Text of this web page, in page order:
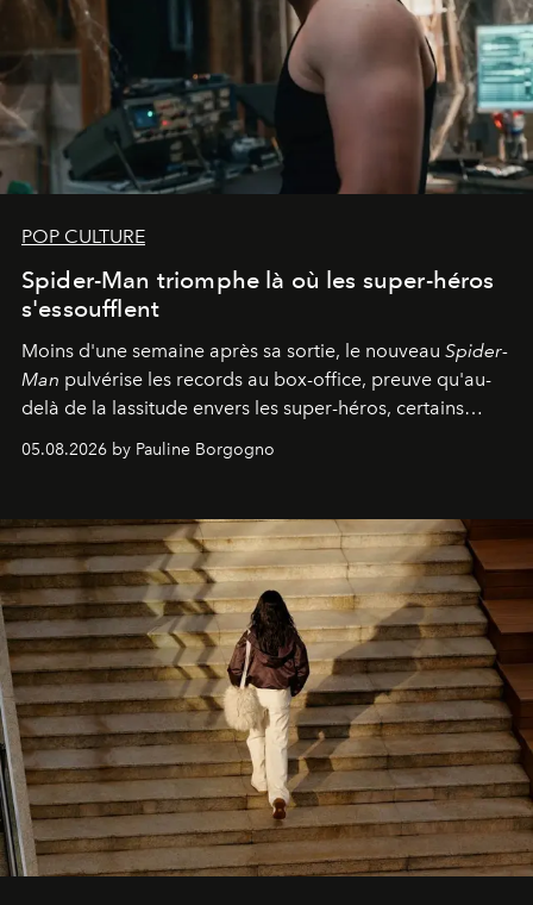
POP CULTURE
Spider-Man triomphe là où les super-héros
s'essoufflent
Moins d'une semaine après sa sortie, le nouveau Spider-
Man pulvérise les records au box-office, preuve qu'au-
delà de la lassitude envers les super-héros, certains
personnages continuent de susciter une ferveur intacte.
05.08.2026 by Pauline Borgogno